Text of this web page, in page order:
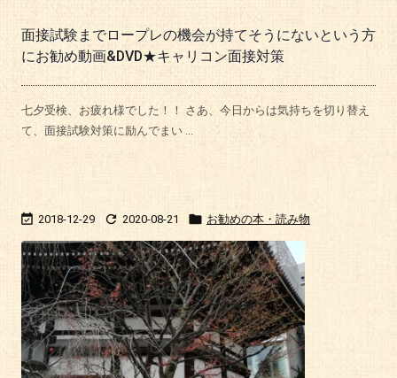
面接試験までロープレの機会が持てそうにないという方
にお勧め動画&DVD★キャリコン面接対策
七夕受検、お疲れ様でした！！ さあ、今日からは気持ちを切り替え
て、面接試験対策に励んでまい ...
 2018-12-29  2020-08-21  お勧めの本・読み物